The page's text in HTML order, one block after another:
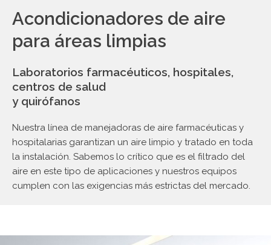
Acondicionadores de aire
para áreas limpias
Laboratorios farmacéuticos, hospitales,
centros de salud
y quirófanos
Nuestra línea de manejadoras de aire farmacéuticas y
hospitalarias garantizan un aire limpio y tratado en toda
la instalación. Sabemos lo crítico que es el filtrado del
aire en este tipo de aplicaciones y nuestros equipos
cumplen con las exigencias más estrictas del mercado.